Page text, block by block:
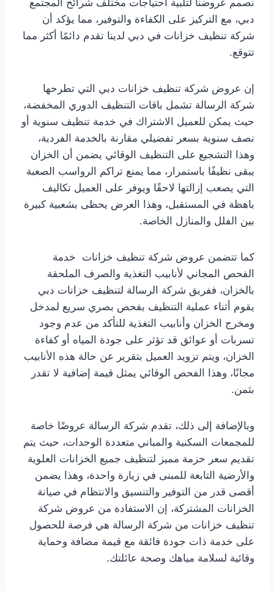
نصمم عروضنا لتلبية احتياجات مختلف شرائح المجتمع
دبي، مع التركيز على الكفاءة والتوفير، مما يؤكد أن
شركة تنظيف خزانات في دبي لدينا تقدم دائمًا أكثر مما
تتوقع.
إن عروض شركة تنظيف خزانات دبي التي تطرحها
شركة الرسالة تشمل باقات التنظيف الدوري المخفضة،
حيث يمكن للعميل الاشتراك في خدمة تنظيف سنوية أو
نصف سنوية بسعر تفضيلي مقارنة بالخدمة الفردية،
وهذا التشجيع على التنظيف الوقائي يضمن أن الخزان
يبقى نظيفًا باستمرار، مما يمنع تراكم الرواسب الصعبة
التي يصعب إزالتها لاحقًا ويوفر على العميل تكاليف
باهظة في المستقبل، وهذا العرض يحظى بشعبية كبيرة
بين الفلل والمنازل الخاصة.
كما تتضمن عروض شركة تنظيف خزانات خدمة
الفحص المجاني لأنابيب التغذية والصرف الملحقة
بالخزان، ففريق شركة الرسالة لتنظيف خزانات دبي
يقوم أثناء عملية التنظيف بفحص بصري سريع لمدخل
ومخرج الخزان وأنابيب التغذية للتأكد من عدم وجود
تسربات أو عوائق قد تؤثر على جودة المياه أو كفاءة
الخزان، ويتم تزويد العميل بتقرير عن حالة هذه الأنابيب
مجانًا، وهذا الفحص الوقائي يمثل قيمة إضافية لا تقدر
بثمن.
وبالإضافة إلى ذلك، تقدم شركة الرسالة عروضًا خاصة
للمجمعات السكنية والمباني متعددة الوحدات، حيث يتم
تقديم سعر حزمة مميز لتنظيف جميع الخزانات العلوية
والأرضية التابعة للمبنى في زيارة واحدة، وهذا يضمن
أقصى قدر من التوفير والتنسيق والانتظام في صيانة
الخزانات المشتركة، إن الاستفادة من عروض شركة
تنظيف خزانات من شركة الرسالة هي فرصة للحصول
على خدمة ذات جودة فائقة مع قيمة مضافة وحماية
وقائية لسلامة مياهك وصحة عائلتك.